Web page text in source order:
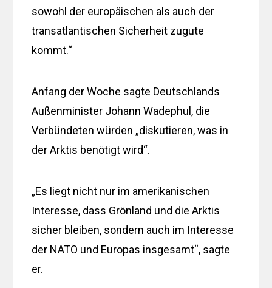
sowohl der europäischen als auch der
transatlantischen Sicherheit zugute
kommt.“
Anfang der Woche sagte Deutschlands
Außenminister Johann Wadephul, die
Verbündeten würden „diskutieren, was in
der Arktis benötigt wird“.
„Es liegt nicht nur im amerikanischen
Interesse, dass Grönland und die Arktis
sicher bleiben, sondern auch im Interesse
der NATO und Europas insgesamt“, sagte
er.